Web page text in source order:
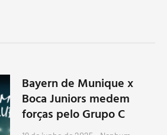
Bayern de Munique x
Boca Juniors medem
forças pelo Grupo C